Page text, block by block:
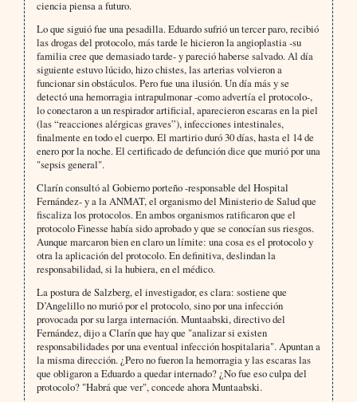
ciencia piensa a futuro.
Lo que siguió fue una pesadilla. Eduardo sufrió un tercer paro, recibió
las drogas del protocolo, más tarde le hicieron la angioplastia -su
familia cree que demasiado tarde- y pareció haberse salvado. Al día
siguiente estuvo lúcido, hizo chistes, las arterias volvieron a
funcionar sin obstáculos. Pero fue una ilusión. Un día más y se
detectó una hemorragia intrapulmonar -como advertía el protocolo-,
lo conectaron a un respirador artificial, aparecieron escaras en la piel
(las “reacciones alérgicas graves”), infecciones intestinales,
finalmente en todo el cuerpo. El martirio duró 30 días, hasta el 14 de
enero por la noche. El certificado de defunción dice que murió por una
"sepsis general".
Clarín consultó al Gobierno porteño -responsable del Hospital
Fernández- y a la ANMAT, el organismo del Ministerio de Salud que
fiscaliza los protocolos. En ambos organismos ratificaron que el
protocolo Finesse había sido aprobado y que se conocían sus riesgos.
Aunque marcaron bien en claro un límite: una cosa es el protocolo y
otra la aplicación del protocolo. En definitiva, deslindan la
responsabilidad, si la hubiera, en el médico.
La postura de Salzberg, el investigador, es clara: sostiene que
D’Angelillo no murió por el protocolo, sino por una infección
provocada por su larga internación. Muntaabski, directivo del
Fernández, dijo a Clarín que hay que "analizar si existen
responsabilidades por una eventual infección hospitalaria". Apuntan a
la misma dirección. ¿Pero no fueron la hemorragia y las escaras las
que obligaron a Eduardo a quedar internado? ¿No fue eso culpa del
protocolo? "Habrá que ver", concede ahora Muntaabski.